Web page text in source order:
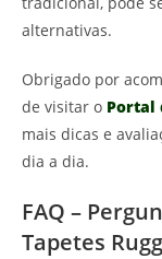
alternativas.
Obrigado por
de visitar o Portal
mais dicas e
dia a dia.
FAQ –
Tapetes